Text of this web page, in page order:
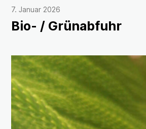
Bio- / Grünabfuhr
7. Januar 2026